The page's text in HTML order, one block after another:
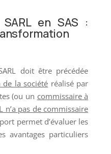
en SAS :
doit être précédée
la société réalisé par
(ou un commissaire à
n’a pas de commissaire
permet d’évaluer les
avantages particuliers